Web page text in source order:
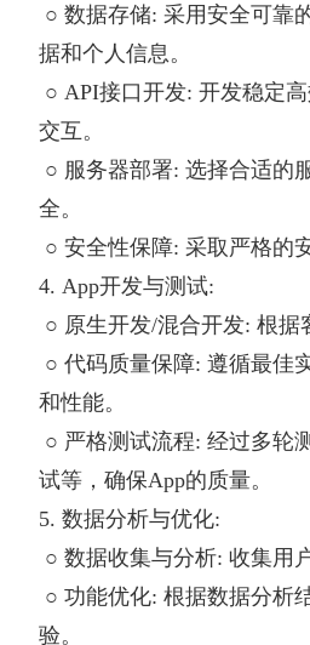
○ 数据存储: 采用安全可靠
据和个人信息。
○ API接口开发: 开发稳定
交互。
○ 服务器部署: 选择合适的
全。
○ 安全性保障: 采取严格的
4. App开发与测试:
○ 原生开发/混合开发: 根
○ 代码质量保障: 遵循最佳
和性能。
○ 严格测试流程: 经过多轮
试等，确保App的质量。
5. 数据分析与优化:
○ 数据收集与分析: 收集用
○ 功能优化: 根据数据分析
验。